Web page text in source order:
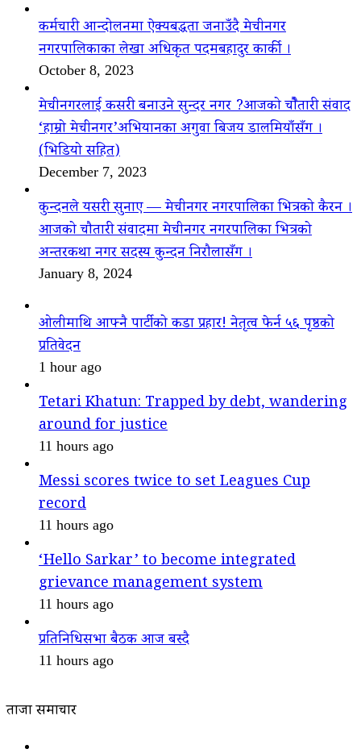
कर्मचारी आन्दोलनमा ऐक्यबद्धता जनाउँदै मेचीनगर
नगरपालिकाका लेखा अधिकृत पदमबहादुर कार्की ।
October 8, 2023
मेचीनगरलाई कसरी बनाउने सुन्दर नगर ?आजको चौैतारी संवाद
‘हाम्रो मेचीनगर’अभियानका अगुवा बिजय डालमियाँसँग ।
(भिडियो सहित)
December 7, 2023
कुन्दनले यसरी सुनाए — मेचीनगर नगरपालिका भित्रको कैरन ।
आजको चौतारी संवादमा मेचीनगर नगरपालिका भित्रको
अन्तरकथा नगर सदस्य कुन्दन निरौलासँग ।
January 8, 2024
ओलीमाथि आफ्नै पार्टीको कडा प्रहार! नेतृत्व फेर्न ५६ पृष्ठको
प्रतिवेदन
1 hour ago
Tetari Khatun: Trapped by debt, wandering
around for justice
11 hours ago
Messi scores twice to set Leagues Cup
record
11 hours ago
‘Hello Sarkar’ to become integrated
grievance management system
11 hours ago
प्रतिनिधिसभा बैठक आज बस्दै
11 hours ago
ताजा समाचार